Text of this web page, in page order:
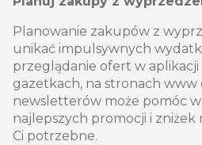
Planowanie zakupów z
unikać impulsywnych
przeglądanie ofert w aplikacji
gazetkach, na stronach www
newsletterów może pomóc
najlepszych promocji i
Ci potrzebne.